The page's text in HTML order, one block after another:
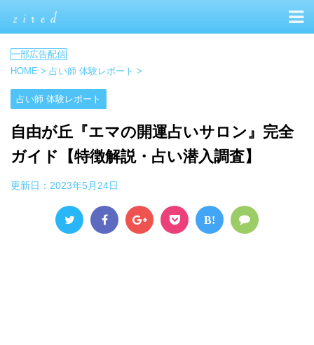
HOME > 占い師 体験レポート >
占い師 体験レポート
自由が丘『エマの開運占いサロン』完全
ガイド【特徴解説・占い潜入調査】
更新日： 2023年5月24日
B!